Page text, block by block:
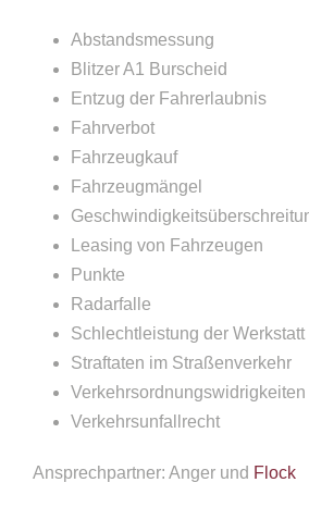
Abstandsmessung
Blitzer A1 Burscheid
Entzug der Fahrerlaubnis
Fahrverbot
Fahrzeugkauf
Fahrzeugmängel
Leasing von Fahrzeugen
Punkte
Radarfalle
Schlechtleistung der Werkstatt
Straftaten im Straßenverkehr
Verkehrsordnungswidrigkeiten
Verkehrsunfallrecht
Ansprechpartner: Anger und Flock